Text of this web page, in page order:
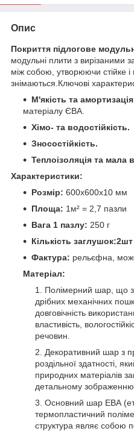
Опис
Покриття підлогове
модульні плити з вирізаними
між собою, утворюючи стійке
знімаються.Ключові
М'якість та
матеріалу ЄВА.
Хімо- та водостійкість.
Зносостійкість.
Теплоізоляція та мала
Характеристики:
Розмір: 600х600х10 мм
Площа: 1м² = 2,7 пазли
Вага 1 пазлу: 250 г
Кількість заглушок:2шт
Фактура: рельєфна,
Матеріал:
Полімерний шар, що
дрібних механічних
довговічність
властивість,
речовин.
Декоративний шар з
роздільної здатності,
природних матеріалів
детальному зображенню.
Основний шар ЕВА
термопластичний
структура являє собою